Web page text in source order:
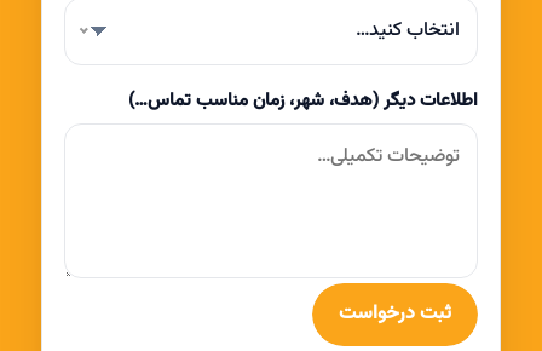
انتخاب کنید…
اطلاعات دیگر (هدف، شهر، زمان مناسب تماس…)
ثبت درخواست